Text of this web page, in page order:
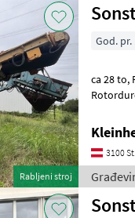
Rabljeni stroj
God. pr.
ca 28 to, Radmobile Prahlmühle mit Volvo 200 kVA Generator
Rotordurchmesser
3100